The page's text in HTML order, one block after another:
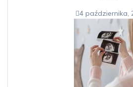
4 października,